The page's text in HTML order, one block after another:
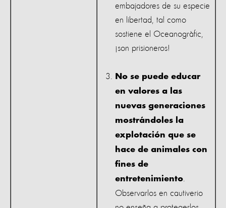
embajadores de su especie
en libertad, tal como
sostiene el Oceanogràfic,
¡son prisioneros!
No se puede educar
en valores a las
nuevas generaciones
mostrándoles la
explotación que se
hace de animales con
fines de
entretenimiento
Observarlos en cautiverio